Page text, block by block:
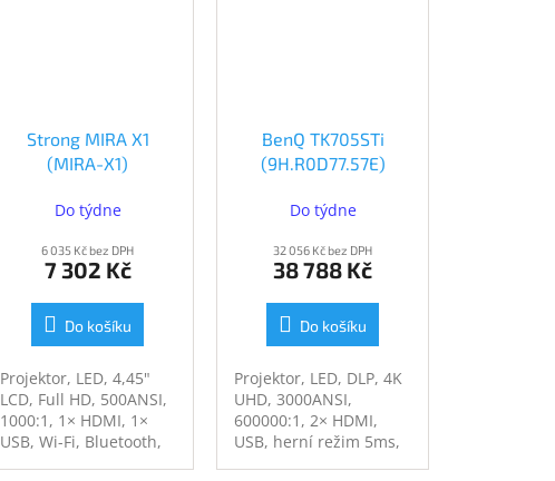
Strong MIRA X1
(MIRA-X1)
Do týdne
6 035 Kč bez DPH
7 302 Kč
Do košíku
Projektor, LED, 4,45"
LCD, Full HD, 500ANSI,
1000:1, 1× HDMI, 1×
USB, Wi-Fi, Bluetooth,
BenQ TK705STi
(9H.R0D77.57E)
Do týdne
32 056 Kč bez DPH
38 788 Kč
Do košíku
Projektor, LED, DLP, 4K
UHD, 3000ANSI,
600000:1, 2× HDMI,
USB, herní režim 5ms,